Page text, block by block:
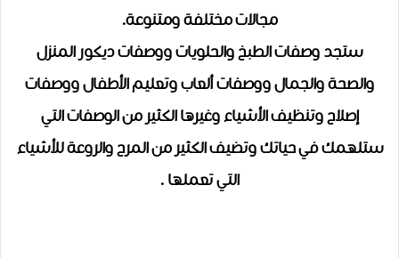
مجالات مختلفة ومتنوعة.
ستجد وصفات الطبخ والحلويات ووصفات ديكور المنزل
والصحة والجمال ووصفات ألعاب وتعليم الأطفال ووصفات
إصلاح وتنظيف الأشياء وغيرها الكثير من الوصفات التي
ستلهمك في حياتك وتضيف الكثير من المرح والروعة للأشياء
التي تعملها .